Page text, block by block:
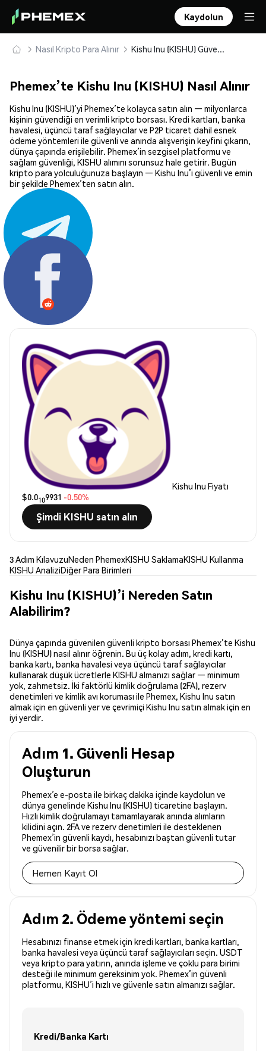
Kaydolun
Nasıl Kripto Para Alınır Kishu Inu (KISHU) Güvenle Satın Alın ve Saklayın
Phemex’te Kishu Inu (KISHU) Nasıl Alınır
Kishu Inu (KISHU)’yi Phemex’te kolayca satın alın — milyonlarca
kişinin güvendiği en verimli kripto borsası. Kredi kartları, banka
havalesi, üçüncü taraf sağlayıcılar ve P2P ticaret dahil esnek
ödeme yöntemleri ile güvenli ve anında alışverişin keyfini çıkarın,
dünya çapında erişilebilir. Phemex’in sezgisel platformu ve
sağlam güvenliği, KISHU alımını sorunsuz hale getirir. Bugün
kripto para yolculuğunuza başlayın — Kishu Inu’i güvenli ve emin
bir şekilde Phemex’ten satın alın.
Paylaş:
Kishu Inu Fiyatı
$0.0109931 -0.50%
Şimdi KISHU satın alın
3 Adım KılavuzuNeden PhemexKISHU SaklamaKISHU Kullanma
KISHU AnaliziDiğer Para Birimleri
Kishu Inu (KISHU)’i Nereden Satın
Alabilirim?
Dünya çapında güvenilen güvenli kripto borsası Phemex’te Kishu
Inu (KISHU) nasıl alınır öğrenin. Bu üç kolay adım, kredi kartı,
banka kartı, banka havalesi veya üçüncü taraf sağlayıcılar
kullanarak düşük ücretlerle KISHU almanızı sağlar — minimum
yok, zahmetsiz. İki faktörlü kimlik doğrulama (2FA), rezerv
denetimleri ve kimlik avı koruması ile Phemex, Kishu Inu satın
almak için en güvenli yer ve çevrimiçi Kishu Inu satın almak için en
iyi yerdir.
Adım 1. Güvenli Hesap
Oluşturun
Phemex’e e-posta ile birkaç dakika içinde kaydolun ve
dünya genelinde Kishu Inu (KISHU) ticaretine başlayın.
Hızlı kimlik doğrulamayı tamamlayarak anında alımların
kilidini açın. 2FA ve rezerv denetimleri ile desteklenen
Phemex’in güvenli kaydı, hesabınızı baştan güvenli tutar
ve güvenilir bir borsa sağlar.
Hemen Kayıt Ol
Adım 2. Ödeme yöntemi seçin
Hesabınızı finanse etmek için kredi kartları, banka kartları,
banka havalesi veya üçüncü taraf sağlayıcıları seçin. USDT
veya kripto para yatırın, anında işleme ve çoklu para birimi
desteği ile minimum gereksinim yok. Phemex’in güvenli
platformu, KISHU’i hızlı ve güvenle satın almanızı sağlar.
Kredi/Banka Kartı